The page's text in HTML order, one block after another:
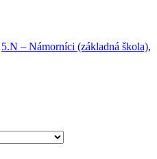
5.N – Námorníci (základná škola),